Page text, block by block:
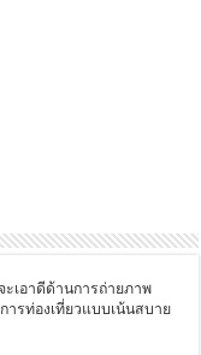
เอาดีด้านการถ่ายภาพ
ารท่องเที่ยวแบบเน้นสบาย